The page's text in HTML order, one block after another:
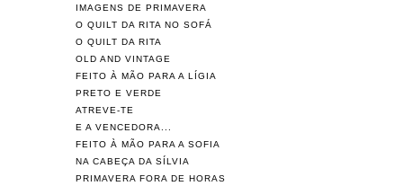
IMAGENS DE PRIMAVERA
O QUILT DA RITA NO SOFÁ
O QUILT DA RITA
OLD AND VINTAGE
FEITO À MÃO PARA A LÍGIA
PRETO E VERDE
ATREVE-TE
E A VENCEDORA...
FEITO À MÃO PARA A SOFIA
NA CABEÇA DA SÍLVIA
PRIMAVERA FORA DE HORAS